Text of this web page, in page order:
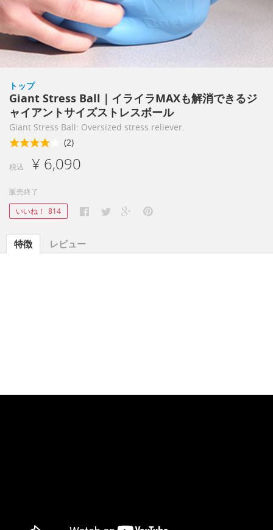
トップ
Giant Stress Ball｜イライラMAXも解消できるジ
ャイアントサイズストレスボール
Giant Stress Ball: Oversized stress reliever.
(2)
税込 ¥ 6,090
販売終了
いいね！ 814
特徴 レビュー